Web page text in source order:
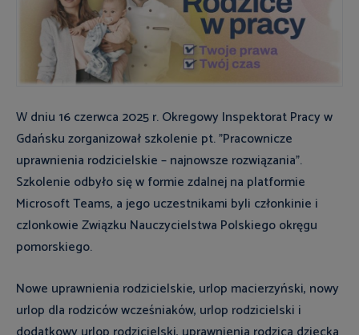
W dniu 16 czerwca 2025 r. Okregowy Inspektorat Pracy w
Gdańsku zorganizował szkolenie pt. "Pracownicze
uprawnienia rodzicielskie – najnowsze rozwiązania".
Szkolenie odbyło się w formie zdalnej na platformie
Microsoft Teams, a jego uczestnikami byli członkinie i
czlonkowie Związku Nauczycielstwa Polskiego okręgu
pomorskiego.
Nowe uprawnienia rodzicielskie, urlop macierzyński, nowy
urlop dla rodziców wcześniaków, urlop rodzicielski i